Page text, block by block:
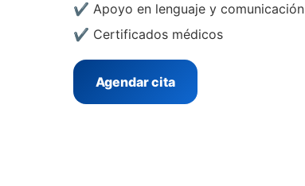
✔ Apoyo en lenguaje y comunicación
✔ Certificados médicos
Agendar cita